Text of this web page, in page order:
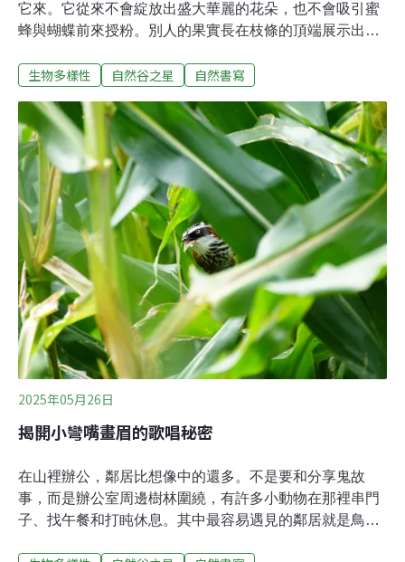
它來。它從來不會綻放出盛大華麗的花朵，也不會吸引蜜
蜂與蝴蝶前來授粉。別人的果實長在枝條的頂端展示出自
擠在一起生長，圓圓滾滾的綠色果實是它的特色，正因為
有了「豬母乳」的俗名。這就是水同木。水同木屬於桑科
榕屬的植物。榕屬植物最顯著的特徵包括：枝條上留下的
環狀托葉痕、全株具有白色乳汁，以及最特別的「隱頭花
序」。這種特殊的花序，其實就是我們常聽到的「無花
果」外型，我們所看見的果實外觀，其實是花托喔！花長
在圓果形的花托內，無花果並不是因為真的「無花」，是
因為花朵藏在果實內，從外觀看不到。「欸～那蜜蜂蝴蝶
要怎麼採花蜜、幫忙授粉呢？」這是我第一次聽到榕屬植
物特殊花序時，小腦袋飛速運轉跑出來的問號。原來，授
粉幫手不是蜜蜂或蝴蝶，而是一種身體嬌小的昆蟲——榕
果
生物多樣性 自然谷之星 自然書寫
2025年05月26日
揭開小彎嘴畫眉的歌唱秘密
在山裡辦公，鄰居比想像中的還多。不是要和分享鬼故
事，而是辦公室周邊樹林圍繞，有許多小動物在那裡串門
子、找午餐和打盹休息。其中最容易遇見的鄰居就是鳥